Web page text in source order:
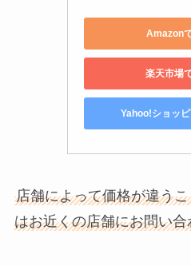
Amazon
楽天市場
Yahoo!ショッ
店舗によって価格が違う
はお近くの店舗にお問い